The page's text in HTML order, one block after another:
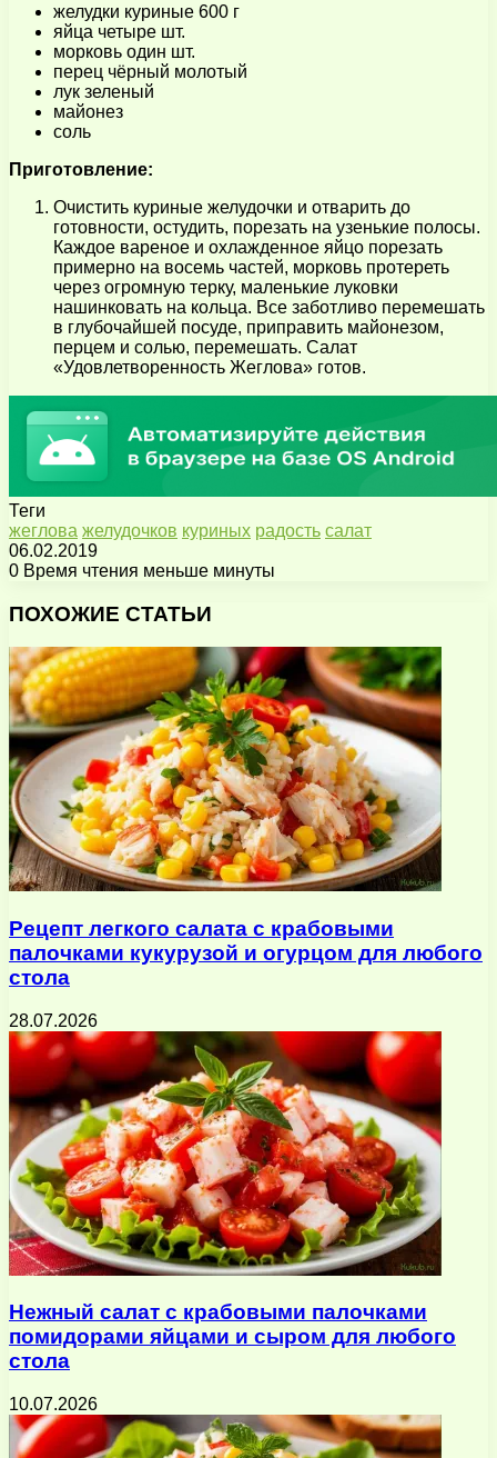
желудки куриные 600 г
яйца четыре шт.
морковь один шт.
перец чёрный молотый
лук зеленый
майонез
соль
Приготовление:
Очистить куриные желудочки и отварить до
готовности, остудить, порезать на узенькие полосы.
Каждое вареное и охлажденное яйцо порезать
примерно на восемь частей, морковь протереть
через огромную терку, маленькие луковки
нашинковать на кольца. Все заботливо перемешать
в глубочайшей посуде, приправить майонезом,
перцем и солью, перемешать. Салат
«Удовлетворенность Жеглова» готов.
Теги
жеглова желудочков куриных радость салат
06.02.2019
0 Время чтения меньше минуты
через
почту
ПОХОЖИЕ СТАТЬИ
Рецепт легкого салата с крабовыми
палочками кукурузой и огурцом для любого
стола
28.07.2026
Нежный салат с крабовыми палочками
помидорами яйцами и сыром для любого
стола
10.07.2026